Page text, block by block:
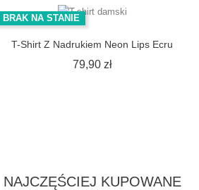
BRAK NA STANIE
T-Shirt Z Nadrukiem Neon Lips Ecru
79,90 złCena
NAJCZĘŚCIEJ KUPOWANE